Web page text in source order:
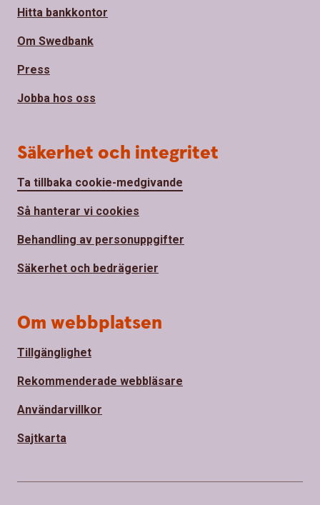
Hitta bankkontor
Om Swedbank
Press
Jobba hos oss
Säkerhet och integritet
Ta tillbaka cookie-medgivande
Så hanterar vi cookies
Behandling av personuppgifter
Säkerhet och bedrägerier
Om webbplatsen
Tillgänglighet
Rekommenderade webbläsare
Användarvillkor
Sajtkarta